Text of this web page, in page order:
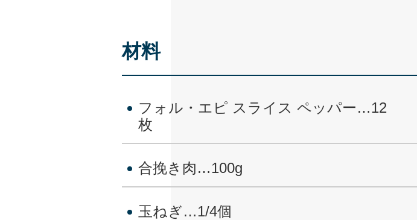
材料
フォル・エピ スライス ペッパー…12
枚
合挽き肉…100g
玉ねぎ…1/4個